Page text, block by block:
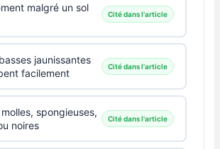
malgré un sol
Cité dans l'article
jaunissantes
facilement
Cité dans l'article
spongieuses,
noires
Cité dans l'article